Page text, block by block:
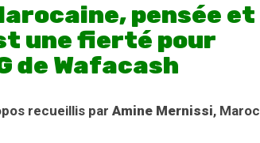
pensée et
une fierté pour
de Wafacash
recueillis par Amine Mernissi, Maroc